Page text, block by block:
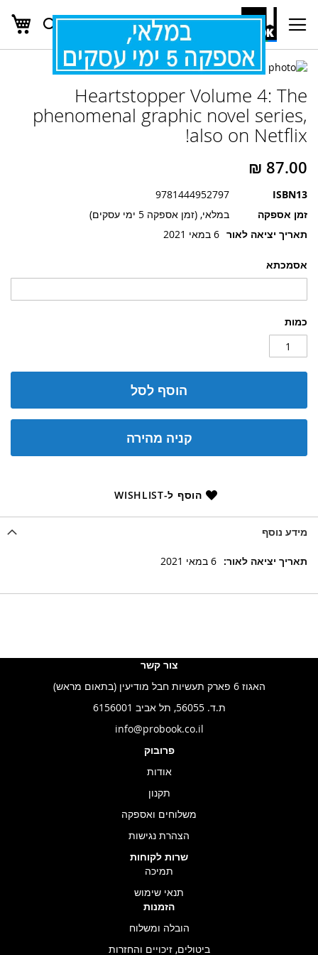
Skip
Content
חפש
אסמכתא
כמות
הוסף לסל
קניה מהירה
הוסף ל-WISHLIST
Heartstopper Volume 4: The
phenomenal graphic novel series,
also on Netflix!
ISBN13
9781444952797
זמן אספקה
במלאי, (זמן אספקה 5 ימי עסקים)
תאריך יציאה לאור 6 במאי 2021
לדלג
של
גלריית
תמונות
להתחלה
של
גלריית
תמונות
מידע נוסף
מידע
6 במאי 2021
צור קשר
האגוז 6 פארק תעשיות חבל מודיעין (בתאום מראש)
ת.ד. 56055, תל אביב 6156001
info@probook.co.il
פרובוק
אודות
תקנון
משלוחים ואספקה
הצהרת נגישות
שרות לקוחות
תמיכה
תנאי שימוש
הזמנות
הובלה ומשלוח
ביטולים, זיכויים והחזרות